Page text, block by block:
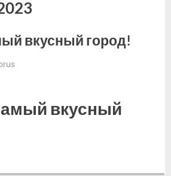
вкусный город!
вкусный